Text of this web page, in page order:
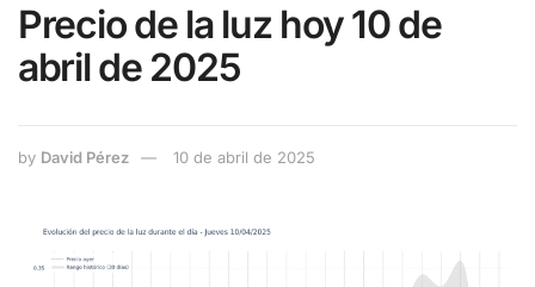
Precio de la luz hoy 10 de
abril de 2025
by David Pérez 10 de abril de 2025